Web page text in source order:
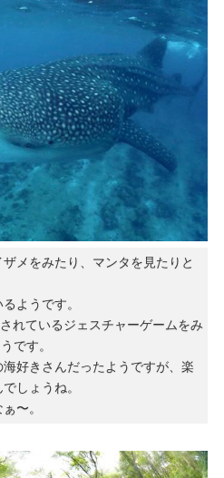
メをみたり、マンタを見たりと
ようです。
れているジェスチャーゲームをみ
です。
好きさんだったようですが、楽
しょうね。
〜。